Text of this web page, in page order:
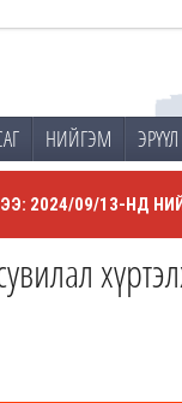
НИЙГЭМ
2024/09/13-НД